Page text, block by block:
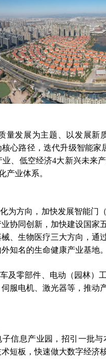
量发展为主题、以发展新
核心路径，迭代升级智能
、低空经济4大新兴未来
产业体系。
为方向，加快发展智能门
协同创新，加快建设国家
、生物医疗三大方向，通
知名的生命健康产业基地。
及零部件、电动（园林）
服电机、激光器等，推动
子信息产业园，招引一批
短板，快速做大数字经济